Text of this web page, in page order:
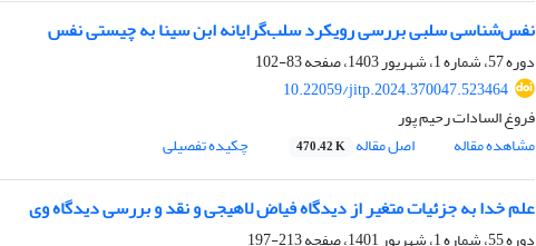
نفس‌‌شناسی سلبی بررسی رویکرد سلب‌گرایانه ابن سینا به چیستی نفس
دوره 57، شماره 1، شهریور 1403، صفحه
83-102
10.22059/jitp.2024.370047.523464
فروغ السادات رحیم پور
مشاهده مقاله
اصل مقاله 470.42 K چکیده تفصیلی
علم خدا به جزئیات متغیر از دیدگاه فیاض لاهیجی و نقد و بررسی دیدگاه وی